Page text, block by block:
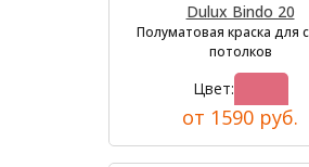
Dulux Bindo 20
Полуматовая краска для
потолков
Цвет:
от 1590 руб.